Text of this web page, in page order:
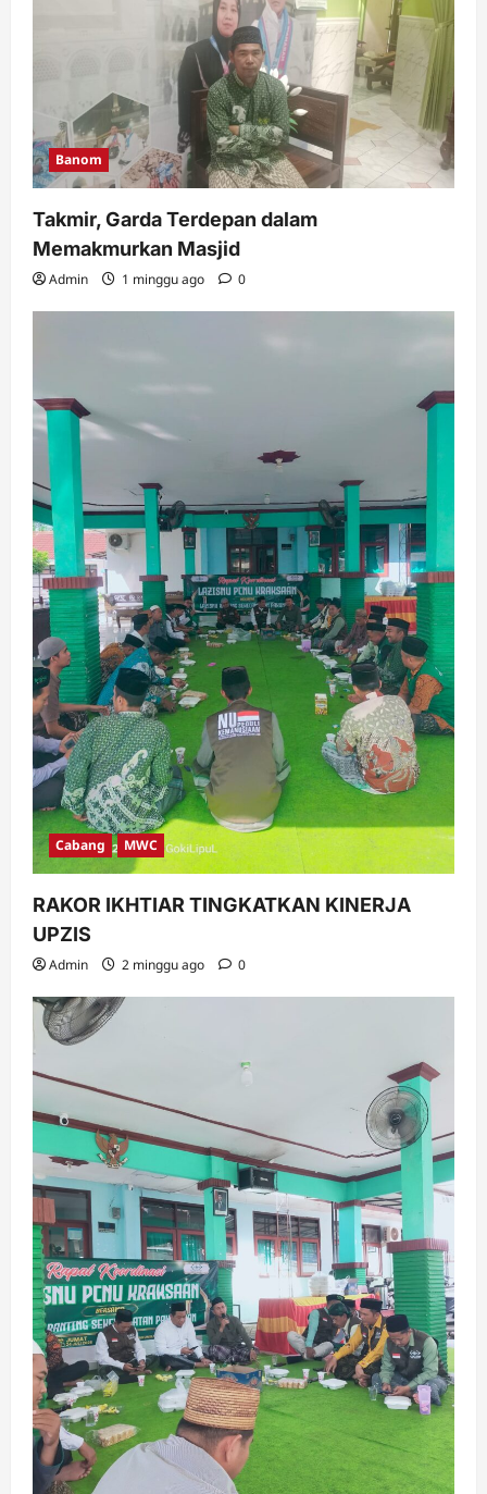
Banom
Takmir, Garda Terdepan dalam
Memakmurkan Masjid
Admin 1 minggu ago 0
Cabang MWC
RAKOR IKHTIAR TINGKATKAN KINERJA
UPZIS
Admin 2 minggu ago 0